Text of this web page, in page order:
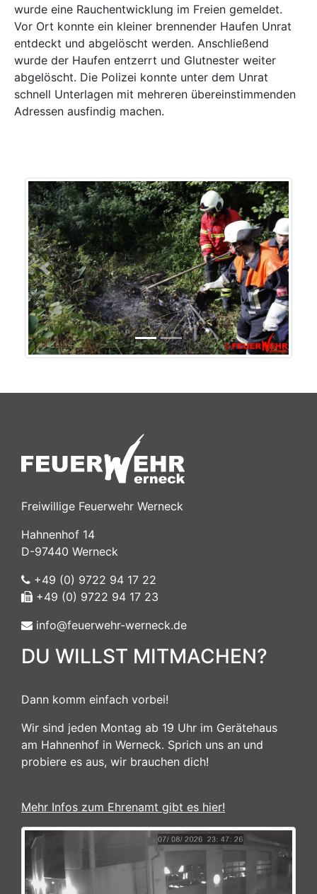
wurde eine Rauchentwicklung im Freien gemeldet.
Vor Ort konnte ein kleiner brennender Haufen Unrat
entdeckt und abgelöscht werden. Anschließend
wurde der Haufen entzerrt und Glutnester weiter
abgelöscht. Die Polizei konnte unter dem Unrat
schnell Unterlagen mit mehreren übereinstimmenden
Adressen ausfindig machen.
Previous Next
Freiwillige Feuerwehr Werneck
Hahnenhof 14
D-97440 Werneck
+49 (0) 9722 94 17 22
+49 (0) 9722 94 17 23
info@feuerwehr-werneck.de
DU WILLST MITMACHEN?
Dann komm einfach vorbei!
Wir sind jeden Montag ab 19 Uhr im Gerätehaus
am Hahnenhof in Werneck. Sprich uns an und
probiere es aus, wir brauchen dich!
Mehr Infos zum Ehrenamt gibt es hier!